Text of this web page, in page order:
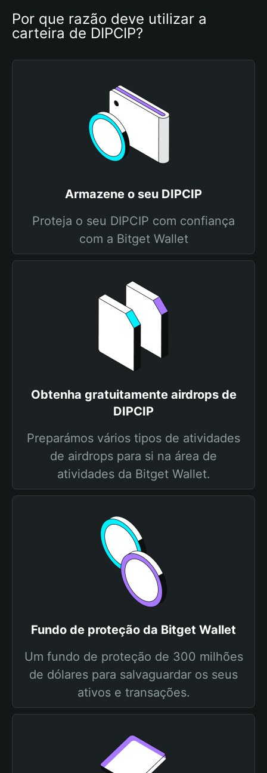
Por que razão deve utilizar a
carteira de DIPCIP?
Armazene o seu DIPCIP
Proteja o seu DIPCIP com confiança
com a Bitget Wallet
Obtenha gratuitamente airdrops de
DIPCIP
Preparámos vários tipos de atividades
de airdrops para si na área de
atividades da Bitget Wallet.
Fundo de proteção da Bitget Wallet
Um fundo de proteção de 300 milhões
de dólares para salvaguardar os seus
ativos e transações.